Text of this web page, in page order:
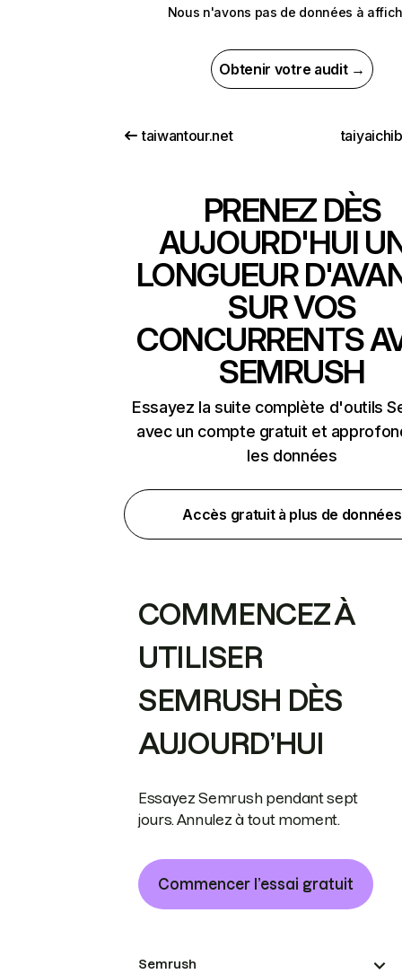
Nous n'avons pas de données à
Obtenir votre audit →
taiwantour.net
PRENEZ DÈS
AUJOURD'HUI
LONGUEUR
SUR VOS
CONCURRENTS
SEMRUSH
Essayez la suite complète d'outils
avec un compte gratuit et
les données
Accès gratuit à plus de données
COMMENCEZ À
UTILISER
SEMRUSH DÈS
AUJOURD’HUI
Essayez Semrush pendant sept
jours. Annulez à tout moment.
Commencer l’essai gratuit
Semrush